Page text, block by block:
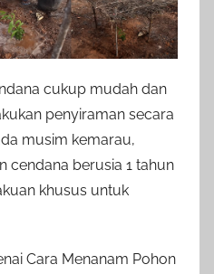
cukup mudah dan
penyiraman secara
musim kemarau,
cendana berusia 1 tahun
khusus untuk
Cara Menanam Pohon